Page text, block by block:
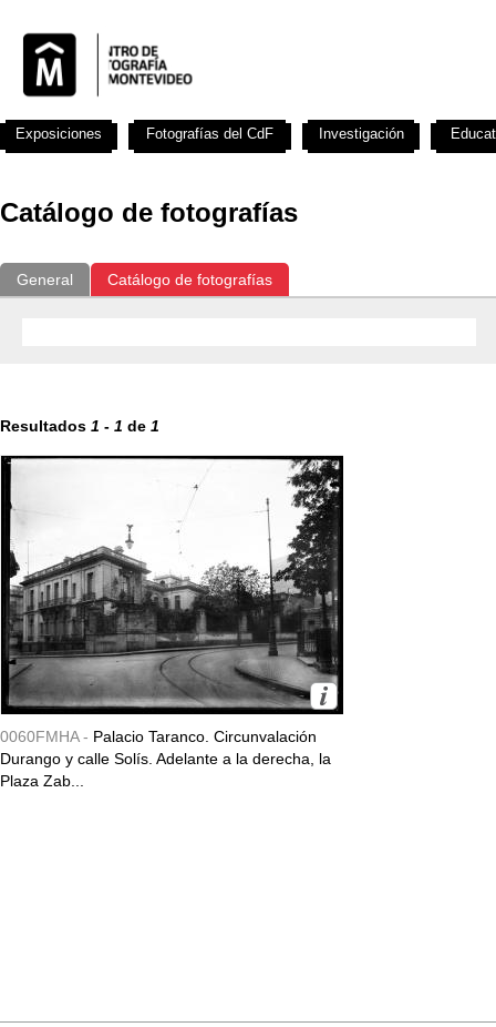
Catálogo de fotografías
General Catálogo de fotografías
Resultados 1 - 1 de 1
0060FMHA - Palacio Taranco. Circunvalación
Durango y calle Solís. Adelante a la derecha, la
Plaza Zab...
Exposiciones Fotografías del CdF Investigación